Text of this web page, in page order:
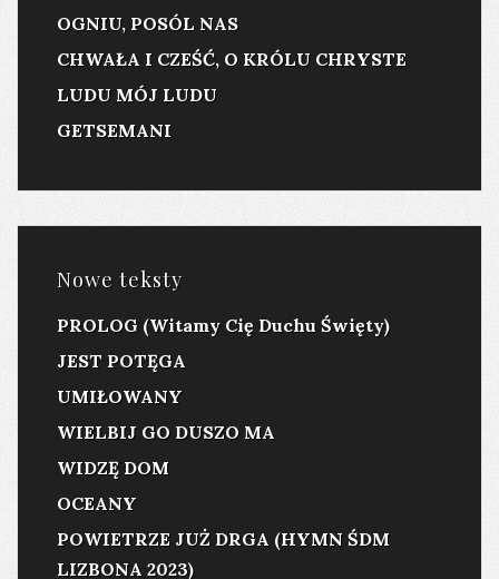
OGNIU, POSÓL NAS
CHWAŁA I CZEŚĆ, O KRÓLU CHRYSTE
LUDU MÓJ LUDU
GETSEMANI
Nowe teksty
PROLOG (Witamy Cię Duchu Święty)
JEST POTĘGA
UMIŁOWANY
WIELBIJ GO DUSZO MA
WIDZĘ DOM
OCEANY
POWIETRZE JUŻ DRGA (HYMN ŚDM
LIZBONA 2023)